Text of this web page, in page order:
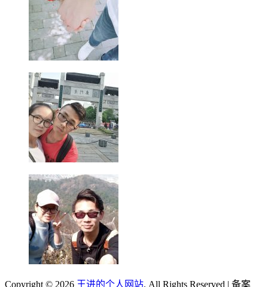
Copyright © 2026 王进的个人网站. All Rights Reserved | 备案